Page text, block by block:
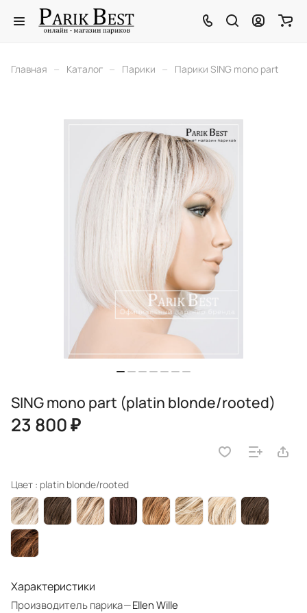
Главная – Каталог – Парики – Парики SING mono part
SING mono part (platin blonde/rooted)
23 800 ₽
Цвет : platin blonde/rooted
Характеристики
Производитель парика—Ellen Wille